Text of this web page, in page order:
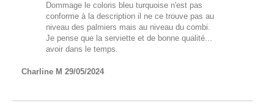
Dommage le coloris bleu turquoise n'est pas
conforme à la description il ne ce trouve pas au
niveau des palmiers mais au niveau du combi.
Je pense que la serviette et de bonne qualité...
avoir dans le temps.
Charline M 29/05/2024